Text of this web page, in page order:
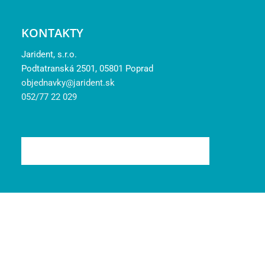
KONTAKTY
Jarident, s.r.o.
Podtatranská 2501, 05801 Poprad
objednavky@jarident.sk
052/77 22 029